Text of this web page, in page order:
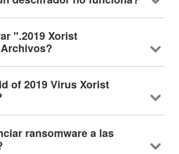
".2019 Xorist
of2019 Virus Xorist
ransomware a las